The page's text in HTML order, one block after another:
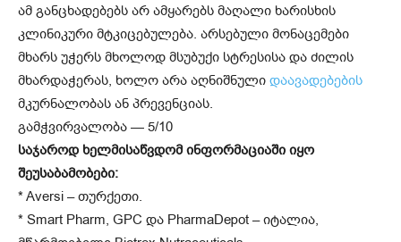
ამ განცხადებებს არ ამყარებს მაღალი ხარისხის
კლინიკური მტკიცებულება. არსებული მონაცემები
მხარს უჭერს მხოლოდ მსუბუქი სტრესისა და ძილის
მხარდაჭერას, ხოლო არა აღნიშნული დაავადებების
მკურნალობას ან პრევენციას.
გამჭვირვალობა — 5/10
საჯაროდ ხელმისაწვდომ ინფორმაციაში იყო
შეუსაბამობები:
* Aversi – თურქეთი.
* Smart Pharm, GPC და PharmaDepot – იტალია,